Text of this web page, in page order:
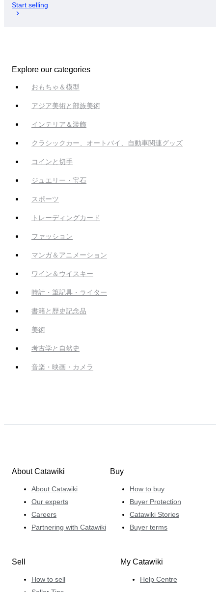
Start selling
Explore our categories
おもちゃ＆模型
アジア美術と部族美術
インテリア＆装飾
クラシックカー、オートバイ、自動車関連グッズ
コインと切手
ジュエリー・宝石
スポーツ
トレーディングカード
ファッション
マンガ＆アニメーション
ワイン＆ウイスキー
時計・筆記具・ライター
書籍と歴史記念品
美術
考古学と自然史
音楽・映画・カメラ
About Catawiki
About Catawiki
Our experts
Careers
Partnering with Catawiki
Buy
How to buy
Buyer Protection
Catawiki Stories
Buyer terms
Sell
How to sell
My Catawiki
Help Centre